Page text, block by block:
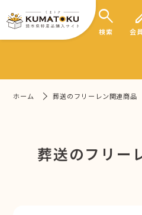
search
検索 会
ホーム 葬送のフリーレン関連商品
葬送のフリー